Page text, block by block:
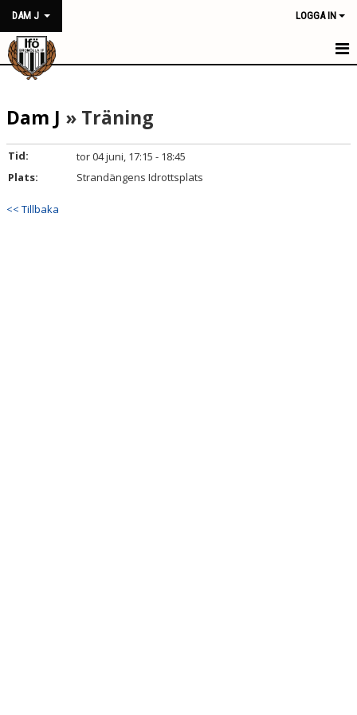
DAM J LOGGA IN
HEM
NYHETER
KALENDER
MATCHER
TRUPPEN
Dam J » Träning
Tid:
tor 04 juni, 17:15 - 18:45
Plats:
Strandängens Idrottsplats
<< Tillbaka